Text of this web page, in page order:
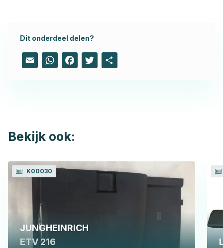
Dit onderdeel delen?
Email WhatsAppFacebook
Twitter
Bekijk ook:
K00030
JUNGHEINRICH
ETV 216